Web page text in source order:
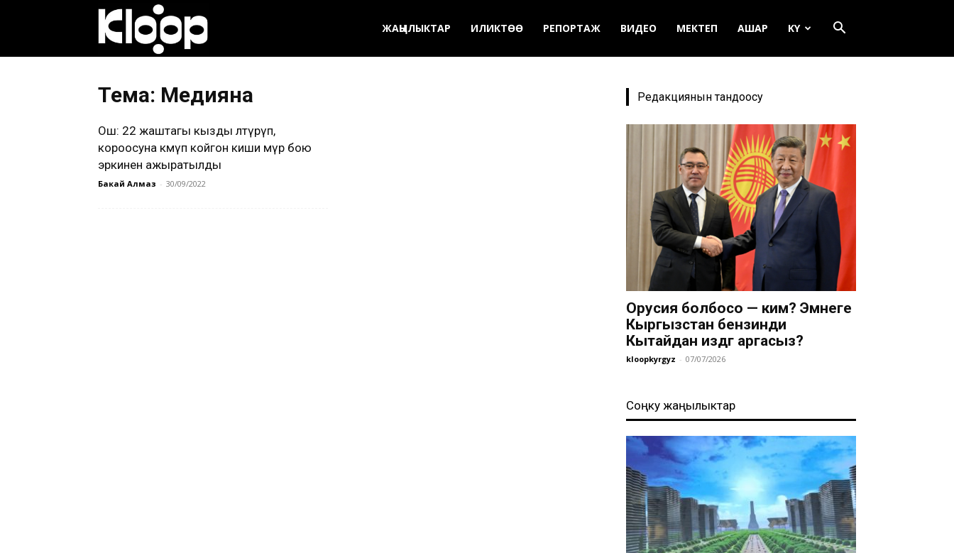
|
ЖАҢЫЛЫКТАР ИЛИКТӨӨ РЕПОРТАЖ ВИДЕО МЕКТЕП АШАР KY
Тема: Медияна
Ош: 22 жаштагы кызды өлтүрүп,
короосуна көмүп койгон киши өмүр бою
эркинен ажыратылды
Бакай Алмаз - 30/09/2022
Редакциянын тандоосу
Орусия болбосо — ким? Эмнеге
Кыргызстан бензинди
Кытайдан издөөгө аргасыз?
kloopkyrgyz - 07/07/2026
Соңку жаңылыктар